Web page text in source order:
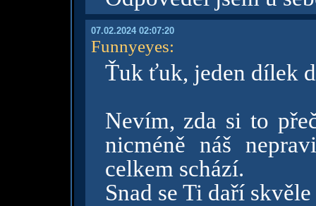
07.02.2024 02:07:20
Funnyeyes:
Ťuk ťuk, jeden dílek
Nevím, zda si to
nicméně náš
celkem schází.
Snad se Ti daří